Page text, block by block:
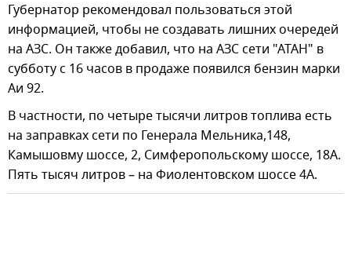
Губернатор рекомендовал пользоваться этой
информацией, чтобы не создавать лишних очередей
на АЗС. Он также добавил, что на АЗС сети "АТАН" в
субботу с 16 часов в продаже появился бензин марки
Аи 92.
В частности, по четыре тысячи литров топлива есть
на заправках сети по Генерала Мельника,148,
Камышовму шоссе, 2, Симферопольскому шоссе, 18А.
Пять тысяч литров – на Фиолентовском шоссе 4А.